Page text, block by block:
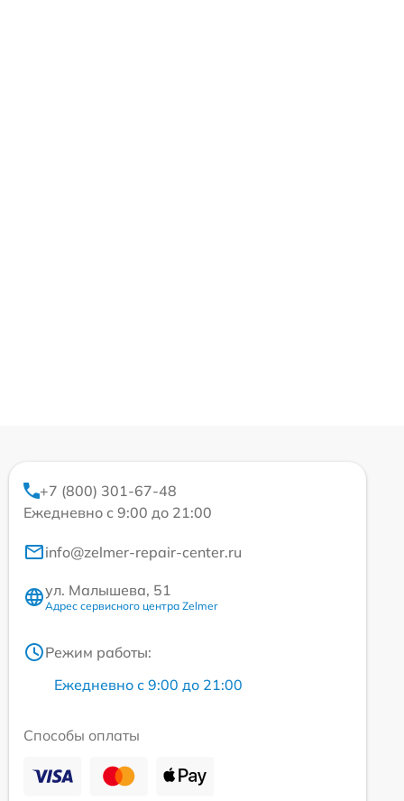
+7 (800) 301-67-48
Ежедневно с 9:00 до 21:00
info@zelmer-repair-center.ru
ул. Малышева, 51
Адрес сервисного центра Zelmer
Режим работы:
Ежедневно с 9:00 до 21:00
Способы оплаты